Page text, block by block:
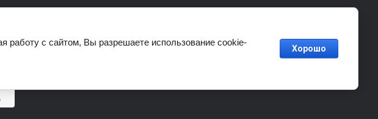
работу с сайтом, Вы разрешаете использование cookie-
Хорошо